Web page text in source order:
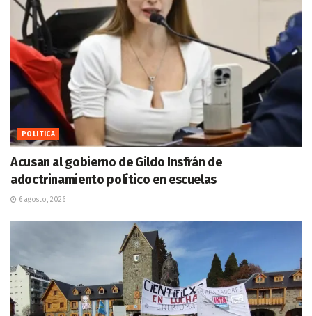
POLITICA
Acusan al gobierno de Gildo Insfrán de
adoctrinamiento político en escuelas
6 agosto, 2026